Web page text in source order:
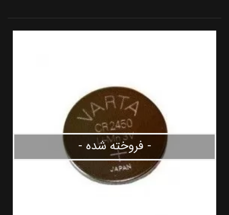
- فروخته شده -